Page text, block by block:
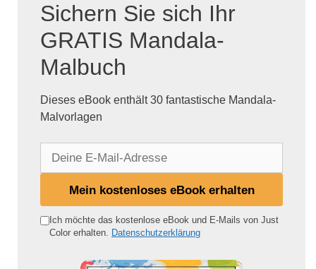
Sichern Sie sich Ihr
GRATIS Mandala-
Malbuch
Dieses eBook enthält 30 fantastische Mandala-
Malvorlagen
e
Mein kostenloses eBook erhalten
Ich möchte das kostenlose eBook und E-Mails von Just
Color erhalten. Datenschutzerklärung